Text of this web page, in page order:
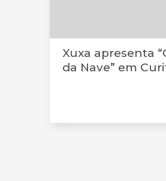
Xuxa apresenta
da Nave” em